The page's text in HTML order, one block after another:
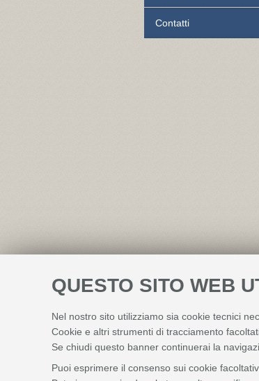
QUESTO SITO WEB
Nel nostro sito utilizziamo sia cookie tecnici
Cookie e altri strumenti di tracciamento
Se chiudi questo banner continuerai la
Puoi esprimere il consenso sui cookie
Contatti